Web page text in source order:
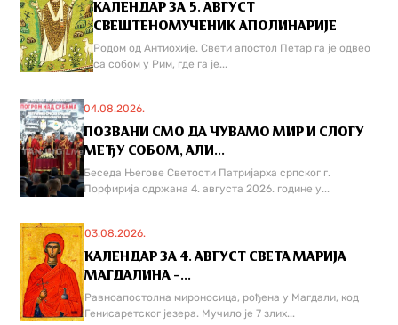
КАЛЕНДАР ЗА 5. АВГУСТ
СВЕШТЕНОМУЧЕНИК АПОЛИНАРИЈЕ
Родом од Антиохије. Свети апостол Петар га је одвео
са собом у Рим, где га је...
04.08.2026.
ПОЗВАНИ СМО ДА ЧУВАМО МИР И СЛОГУ
МЕЂУ СОБОМ, АЛИ...
Беседа Његове Светости Патријарха српског г.
Порфирија одржана 4. августа 2026. године у...
03.08.2026.
КАЛЕНДАР ЗА 4. АВГУСТ СВЕТА МАРИЈА
МАГДАЛИНА –...
Равноапостолна мироносица, рођена у Магдали, код
Генисаретског језера. Мучилo је 7 злих...